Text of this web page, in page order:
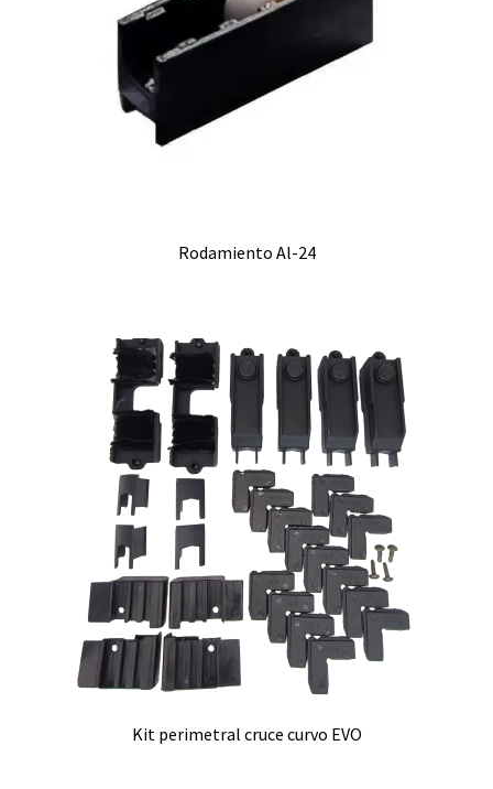
Rodamiento Al-24
Kit perimetral cruce curvo EVO